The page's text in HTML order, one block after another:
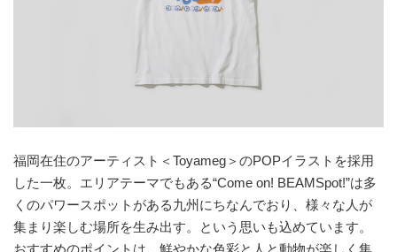
福岡在住のアーティスト＜Toyameg＞のPOPイラストを採用
した一枚。エリアテーマでもある“Come on! BEAMSpot!”は多
くのパワースポットがある九州にちなんでおり、様々な人が
集まり楽しむ場所を生み出す。という思いも込めています。
おすすめのポイントは、鮮やかな色彩と人と動物が楽しく集